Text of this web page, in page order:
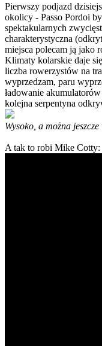
Pierwszy podjazd
okolicy - Passo Pordoi
spektakularnych
charakterystyczna
miejsca polecam ją jako
Klimaty kolarskie daje
liczba rowerzystów na
wyprzedzam, paru
ładowanie
kolejna serpentyna
Wysoko, a można
A tak to robi Mike Cotty: